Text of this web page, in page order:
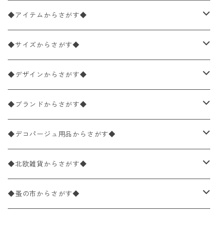
◆アイテムからさがす◆
ペーパーナプキン2枚バラ売り
ペーパーナプキン1枚バラ売り
ペーパーナプキン20枚入りパック
ペーパーナプキン10枚入りパック
ライスペーパー
ペーパーリネンナプキン
◆サイズからさがす◆
33×33cm（ランチサイズ）
バラ売り
パック売り
25×25cm（カクテルサイズ）
バラ売り
パック売り
40×40cm（ディナーサイズ）
バラ売り
パック売り
21×21cm（ポケットサイズ）
バラ売り
33cm（ラウンド）
◆デザインからさがす◆
花柄
植物・グリーン柄
動物・鳥・昆虫・蝶柄
海・魚柄
◆ブランドからさがす◆
ドイツ製 IHR/イア
ランチサイズ
カクテルサイズ
ドイツ製 Ambiente/アンビエンテ
ランチサイズ
ドイツ製 Paperproducts Design
◆デコパージュ用品からさがす◆
デコパージュ液
デコパージュ下地
◆北欧雑貨からさがす◆
シリコンモールド
◆蚤の市からさがす◆